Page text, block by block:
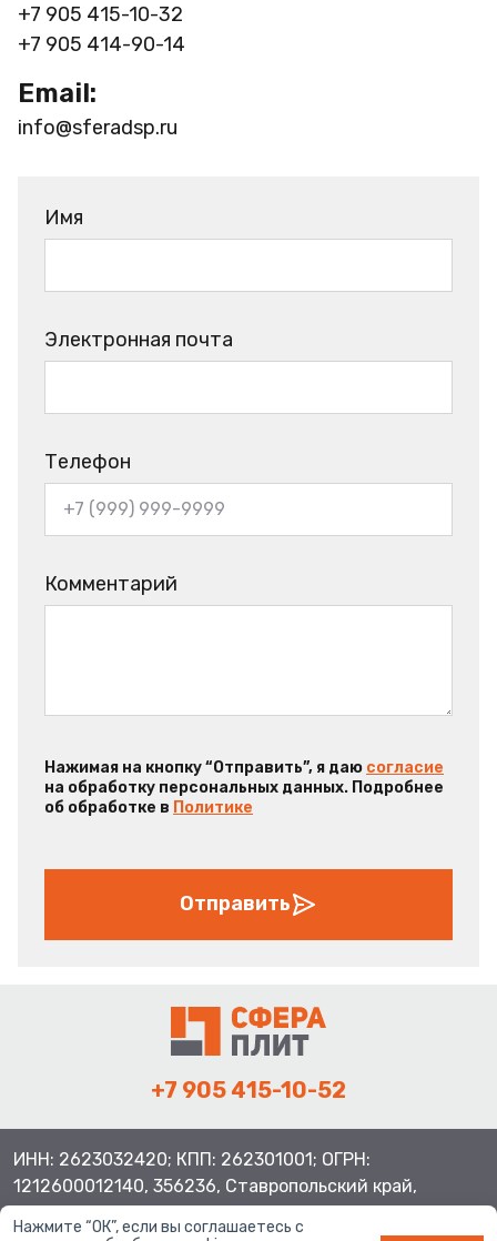
+7 905 415-10-32
+7 905 414-90-14
Email:
info@sferadsp.ru
Имя
Электронная почта
Телефон
Комментарий
Нажимая на кнопку “Отправить”, я даю согласие
на обработку персональных данных. Подробнее
об обработке в Политике
Отправить
+7 905 415-10-52
ИНН: 2623032420; КПП: 262301001; ОГРН:
1212600012140, 356236, Ставропольский край,
Нажмите “ОК”, если вы соглашаетесь с